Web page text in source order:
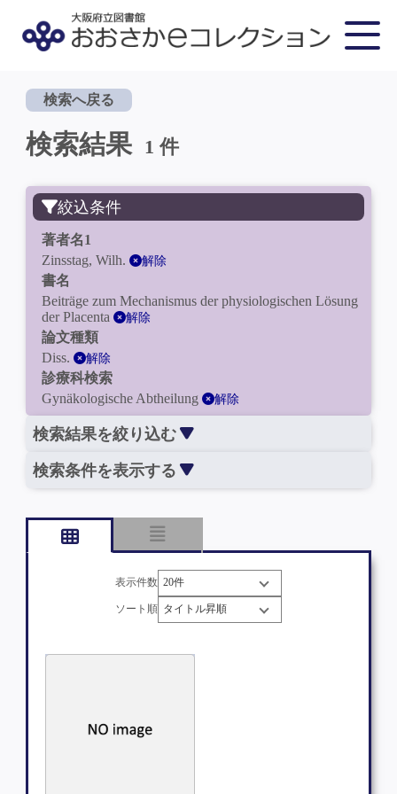
検索へ戻る
検索結果 1 件
絞込条件
著者名1
Zinsstag, Wilh.
解除
書名
Beiträge zum Mechanismus der physiologischen Lösung
der Placenta
解除
論文種類
Diss.
解除
診療科検索
Gynäkologische Abtheilung
解除
検索結果を絞り込む
検索条件を表示する
表示件数
ソート順